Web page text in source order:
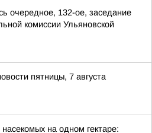
очередное, 132-ое, заседание
комиссии Ульяновской
пятницы, 7 августа
на одном гектаре: